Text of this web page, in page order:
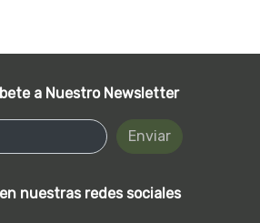
a Nuestro Newsletter
Enviar
nuestras redes sociales